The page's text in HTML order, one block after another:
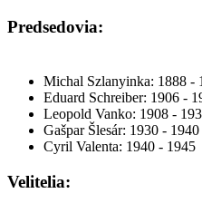
Predsedovia:
Michal
Eduard
Leopold Vanko:
Gašpar Šlesár:
Cyril Valenta: 1940 - 1945
Velitelia: